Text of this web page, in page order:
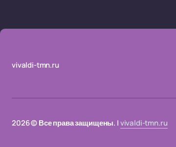
vivaldi-tmn.ru
2026 © Все права защищены. |vivaldi-tmn.ru